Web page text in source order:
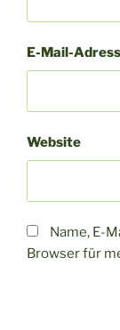
E-Mail-
Website
Name, E-
Browser für